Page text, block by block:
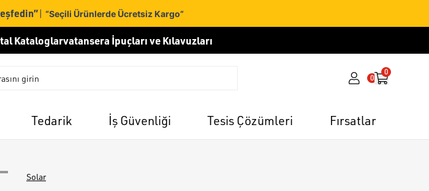
| “Seçili Ürünlerde Ücretsiz Kargo”
Kataloglarvatansera İpuçları ve Kılavuzları
0
0
Tedarik İş Güvenliği Tesis Çözümleri Fırsatlar
Solar